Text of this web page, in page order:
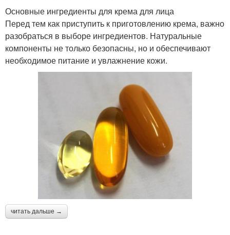
Основные ингредиенты для крема для лица
Перед тем как приступить к приготовлению крема, важно
разобраться в выборе ингредиентов. Натуральные
компоненты не только безопасны, но и обеспечивают
необходимое питание и увлажнение кожи.
читать дальше →